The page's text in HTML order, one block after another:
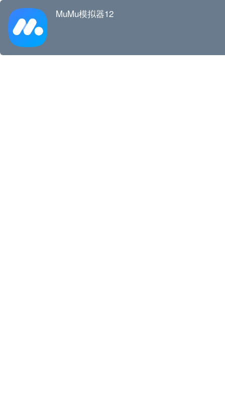
MuMu模拟器12